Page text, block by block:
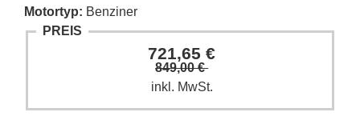
Motortyp: Benziner
PREIS
721,65 €
849,00 €
inkl. MwSt.